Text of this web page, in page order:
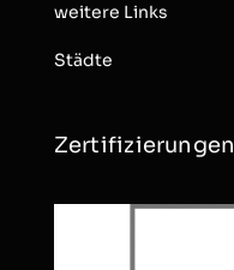
weitere Links
Städte
Zertifizierungen